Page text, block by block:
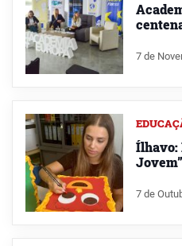
7 de
Ílhavo:
7 de